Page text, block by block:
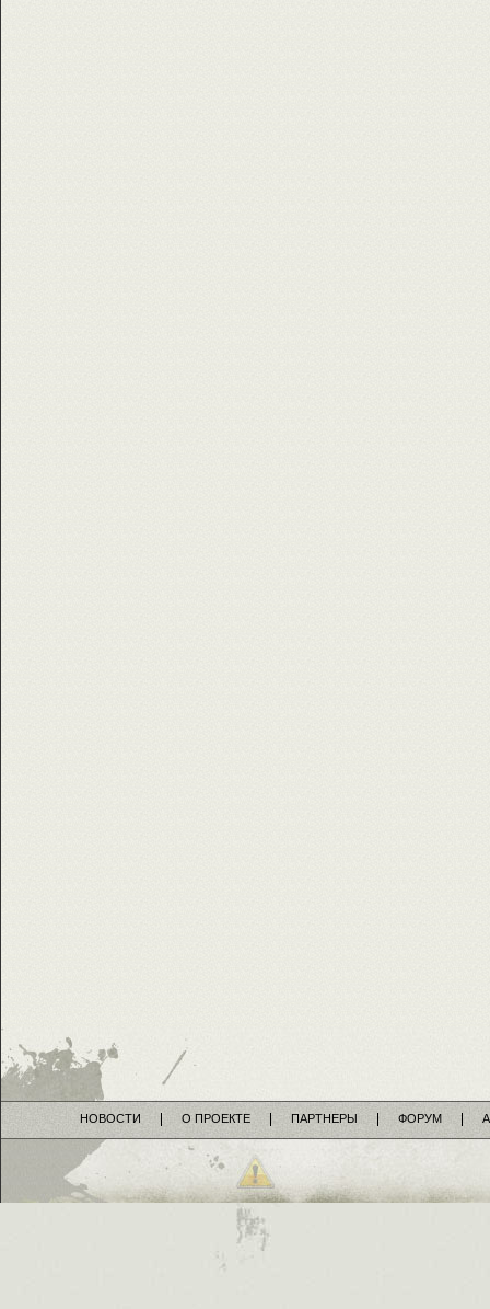
НОВОСТИ О ПРОЕКТЕ ПАРТНЕРЫ ФОРУМ